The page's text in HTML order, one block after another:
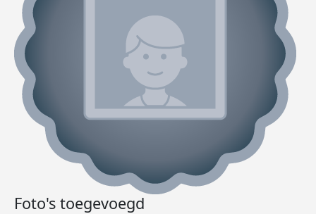
Foto's toegevoegd